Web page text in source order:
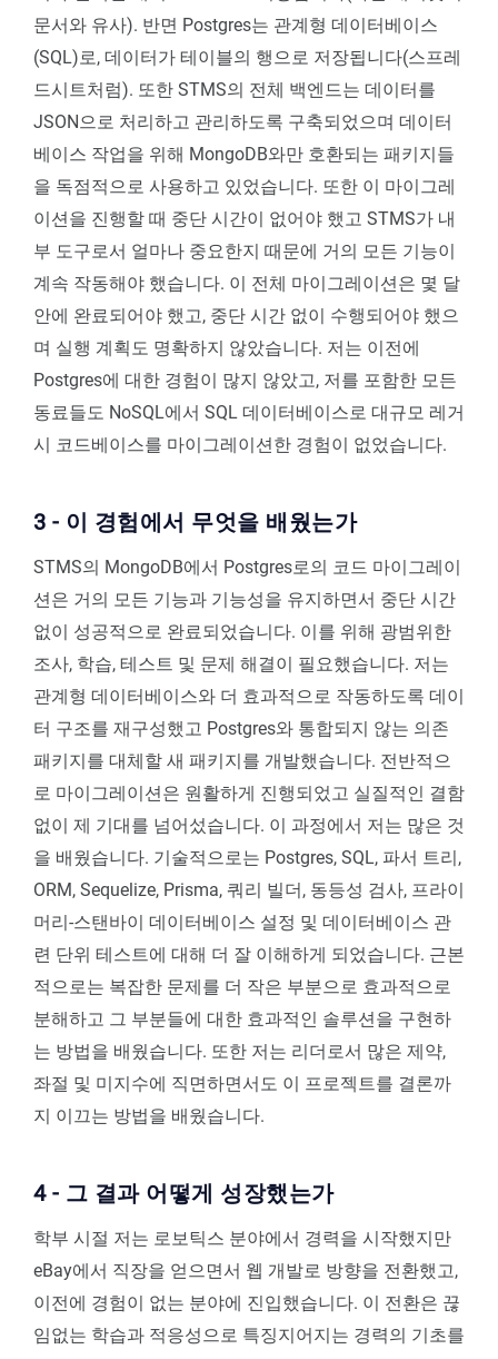
문서와 유사). 반면 Postgres는 관계형 데이터베이스
(SQL)로, 데이터가 테이블의 행으로 저장됩니다(스프레
드시트처럼). 또한 STMS의 전체 백엔드는 데이터를
JSON으로 처리하고 관리하도록 구축되었으며 데이터
베이스 작업을 위해 MongoDB와만 호환되는 패키지들
을 독점적으로 사용하고 있었습니다. 또한 이 마이그레
이션을 진행할 때 중단 시간이 없어야 했고 STMS가 내
부 도구로서 얼마나 중요한지 때문에 거의 모든 기능이
계속 작동해야 했습니다. 이 전체 마이그레이션은 몇 달
안에 완료되어야 했고, 중단 시간 없이 수행되어야 했으
며 실행 계획도 명확하지 않았습니다. 저는 이전에
Postgres에 대한 경험이 많지 않았고, 저를 포함한 모든
동료들도 NoSQL에서 SQL 데이터베이스로 대규모 레거
시 코드베이스를 마이그레이션한 경험이 없었습니다.
3 - 이 경험에서 무엇을 배웠는가
STMS의 MongoDB에서 Postgres로의 코드 마이그레이
션은 거의 모든 기능과 기능성을 유지하면서 중단 시간
없이 성공적으로 완료되었습니다. 이를 위해 광범위한
조사, 학습, 테스트 및 문제 해결이 필요했습니다. 저는
관계형 데이터베이스와 더 효과적으로 작동하도록 데이
터 구조를 재구성했고 Postgres와 통합되지 않는 의존
패키지를 대체할 새 패키지를 개발했습니다. 전반적으
로 마이그레이션은 원활하게 진행되었고 실질적인 결함
없이 제 기대를 넘어섰습니다. 이 과정에서 저는 많은 것
을 배웠습니다. 기술적으로는 Postgres, SQL, 파서 트리,
ORM, Sequelize, Prisma, 쿼리 빌더, 동등성 검사, 프라이
머리-스탠바이 데이터베이스 설정 및 데이터베이스 관
련 단위 테스트에 대해 더 잘 이해하게 되었습니다. 근본
적으로는 복잡한 문제를 더 작은 부분으로 효과적으로
분해하고 그 부분들에 대한 효과적인 솔루션을 구현하
는 방법을 배웠습니다. 또한 저는 리더로서 많은 제약,
좌절 및 미지수에 직면하면서도 이 프로젝트를 결론까
지 이끄는 방법을 배웠습니다.
4 - 그 결과 어떻게 성장했는가
학부 시절 저는 로보틱스 분야에서 경력을 시작했지만
eBay에서 직장을 얻으면서 웹 개발로 방향을 전환했고,
이전에 경험이 없는 분야에 진입했습니다. 이 전환은 끊
임없는 학습과 적응성으로 특징지어지는 경력의 기초를